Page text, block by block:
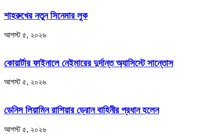
শাহরুখের নতুন সিনেমার লুক
আগস্ট ৫, ২০২৬
কোয়ার্টার ফাইনালে নেইমারের দুর্দান্ত অ্যাসিস্টে সান্তোস
আগস্ট ৫, ২০২৬
ডেনিস লিয়ামিন রাশিয়ার ড্রোন বাহিনীর প্রধান হলেন
আগস্ট ৫, ২০২৬